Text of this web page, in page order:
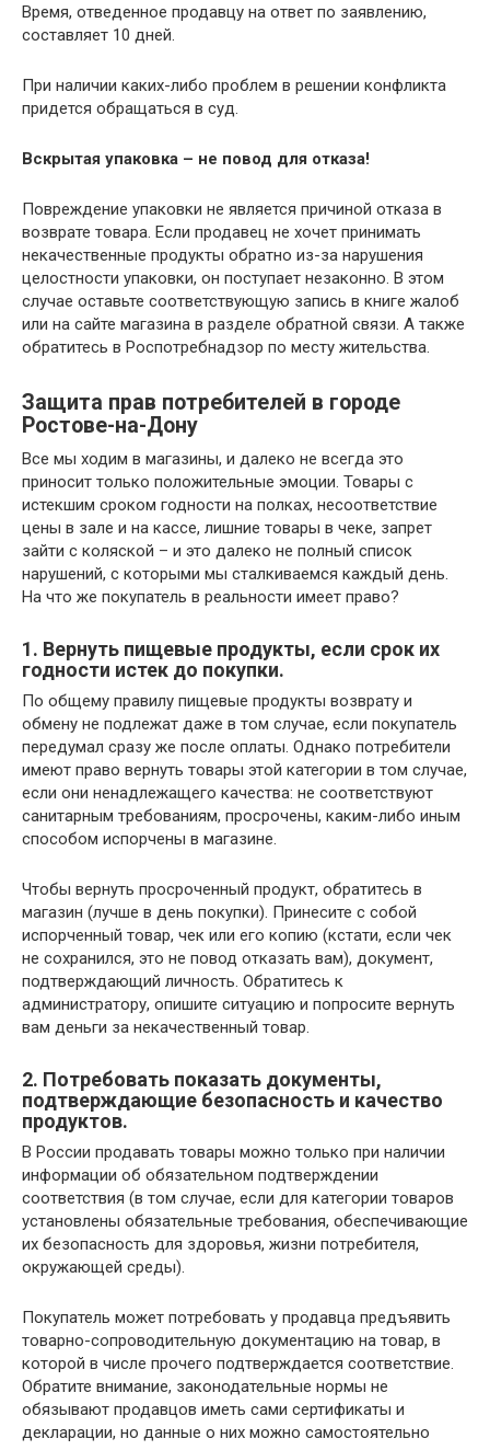
Время, отведенное продавцу на ответ по заявлению,
составляет 10 дней.
При наличии каких-либо проблем в решении конфликта
придется обращаться в суд.
Вскрытая упаковка – не повод для отказа!
Повреждение упаковки не является причиной отказа в
возврате товара. Если продавец не хочет принимать
некачественные продукты обратно из-за нарушения
целостности упаковки, он поступает незаконно. В этом
случае оставьте соответствующую запись в книге жалоб
или на сайте магазина в разделе обратной связи. А также
обратитесь в Роспотребнадзор по месту жительства.
Защита прав потребителей в городе
Ростове-на-Дону
Все мы ходим в магазины, и далеко не всегда это
приносит только положительные эмоции. Товары с
истекшим сроком годности на полках, несоответствие
цены в зале и на кассе, лишние товары в чеке, запрет
зайти с коляской – и это далеко не полный список
нарушений, с которыми мы сталкиваемся каждый день.
На что же покупатель в реальности имеет право?
1. Вернуть пищевые продукты, если срок их
годности истек до покупки.
По общему правилу пищевые продукты возврату и
обмену не подлежат даже в том случае, если покупатель
передумал сразу же после оплаты. Однако потребители
имеют право вернуть товары этой категории в том случае,
если они ненадлежащего качества: не соответствуют
санитарным требованиям, просрочены, каким-либо иным
способом испорчены в магазине.
Чтобы вернуть просроченный продукт, обратитесь в
магазин (лучше в день покупки). Принесите с собой
испорченный товар, чек или его копию (кстати, если чек
не сохранился, это не повод отказать вам), документ,
подтверждающий личность. Обратитесь к
администратору, опишите ситуацию и попросите вернуть
вам деньги за некачественный товар.
2. Потребовать показать документы,
подтверждающие безопасность и качество
продуктов.
В России продавать товары можно только при наличии
информации об обязательном подтверждении
соответствия (в том случае, если для категории товаров
установлены обязательные требования, обеспечивающие
их безопасность для здоровья, жизни потребителя,
окружающей среды).
Покупатель может потребовать у продавца предъявить
товарно-сопроводительную документацию на товар, в
которой в числе прочего подтверждается соответствие.
Обратите внимание, законодательные нормы не
обязывают продавцов иметь сами сертификаты и
декларации, но данные о них можно самостоятельно